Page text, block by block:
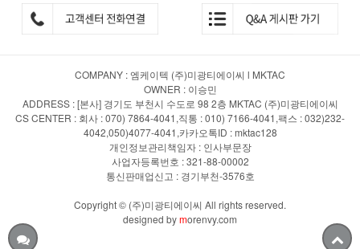
COMPANY : 엠케이텍 (주)미광티에이씨 l MKTAC
OWNER : 이승민
ADDRESS : [본사] 경기도 부천시 수도로 98 2층 MKTAC (주)미광티에이씨
CS CENTER : 회사 : 070) 7864-4041,직통 : 010) 7166-4041,팩스 : 032)232-
4042,050)4077-4041,카카오톡ID : mktac128
개인정보관리책임자 : 인사부문장
사업자등록번호 : 321-88-00002
통신판매업신고 : 경기부천-3576호
Copyright © (주)미광티에이씨 All rights reserved.
designed bymorenvy.com